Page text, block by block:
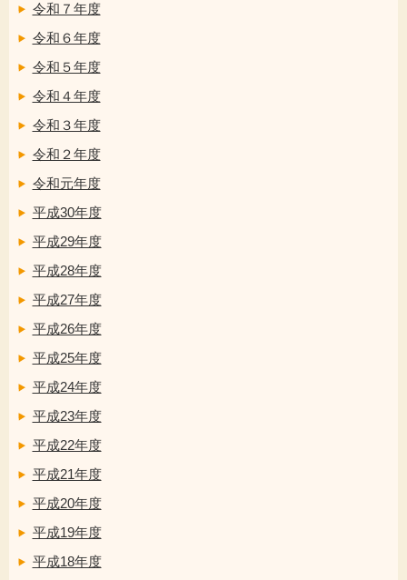
令和７年度
令和６年度
令和５年度
令和４年度
令和３年度
令和２年度
令和元年度
平成30年度
平成29年度
平成28年度
平成27年度
平成26年度
平成25年度
平成24年度
平成23年度
平成22年度
平成21年度
平成20年度
平成19年度
平成18年度